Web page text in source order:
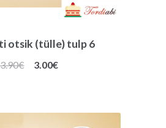
otsik (tülle) tulp 6
3.90€
Algne
3.00€Praegune